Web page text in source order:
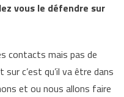
vous le défendre sur
contacts mais pas de
c’est qu’il va être dans
et ou nous allons faire